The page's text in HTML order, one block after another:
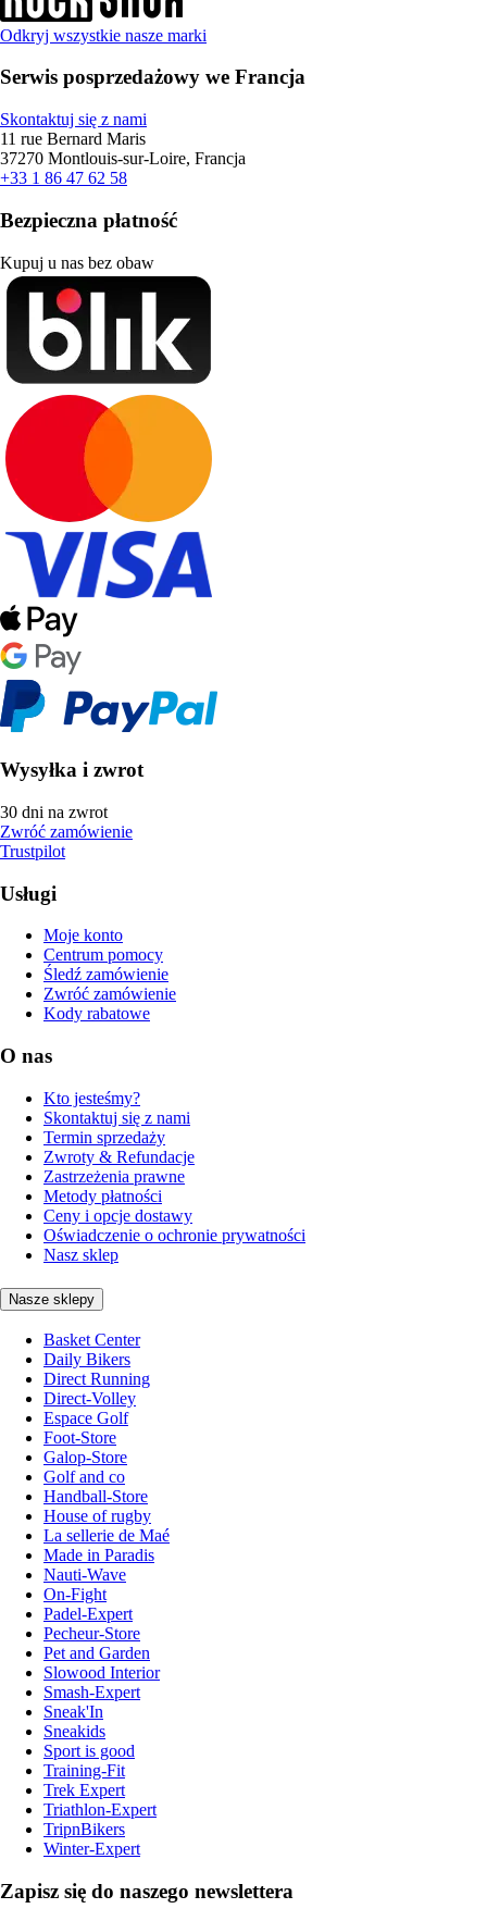
Odkryj wszystkie nasze marki
Serwis posprzedażowy we Francja
Skontaktuj się z nami
11 rue Bernard Maris
37270 Montlouis-sur-Loire, Francja
+33 1 86 47 62 58
Bezpieczna płatność
Kupuj u nas bez obaw
Wysyłka i zwrot
30 dni na zwrot
Zwróć zamówienie
Trustpilot
Usługi
Moje konto
Centrum pomocy
Śledź zamówienie
Zwróć zamówienie
Kody rabatowe
O nas
Kto jesteśmy?
Skontaktuj się z nami
Termin sprzedaży
Zwroty & Refundacje
Zastrzeżenia prawne
Metody płatności
Ceny i opcje dostawy
Oświadczenie o ochronie prywatności
Nasz sklep
Nasze sklepy
Basket Center
Daily Bikers
Direct Running
Direct-Volley
Espace Golf
Foot-Store
Galop-Store
Golf and co
Handball-Store
House of rugby
La sellerie de Maé
Made in Paradis
Nauti-Wave
On-Fight
Padel-Expert
Pecheur-Store
Pet and Garden
Slowood Interior
Smash-Expert
Sneak'In
Sneakids
Sport is good
Training-Fit
Trek Expert
Triathlon-Expert
TripnBikers
Winter-Expert
Zapisz się do naszego newslettera